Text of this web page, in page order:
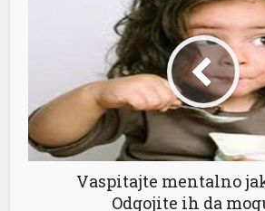
Vaspitajte mentalno
Odgojite ih da